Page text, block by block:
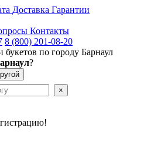
Доставка Гарантии
Контакты
8 (800) 201-08-20
букетов по городу Барнаул
?
×